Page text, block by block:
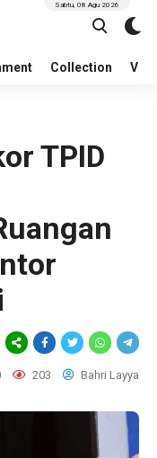
Collection
Sabtu, 08 Agu 2026
TPID
203 Bahri Layya